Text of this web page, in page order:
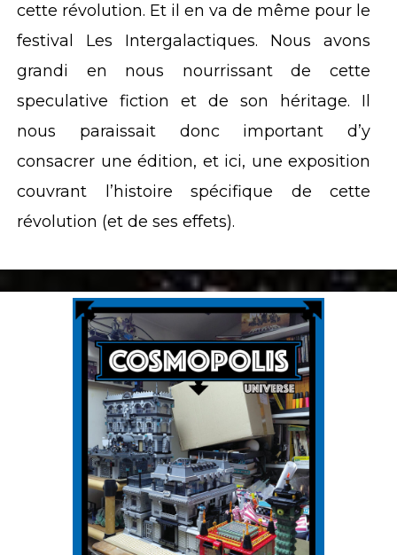
cette révolution. Et il en va de même pour le
festival Les Intergalactiques. Nous avons
grandi en nous nourrissant de cette
speculative fiction et de son héritage. Il
nous paraissait donc important d’y
consacrer une édition, et ici, une exposition
couvrant l’histoire spécifique de cette
révolution (et de ses effets).